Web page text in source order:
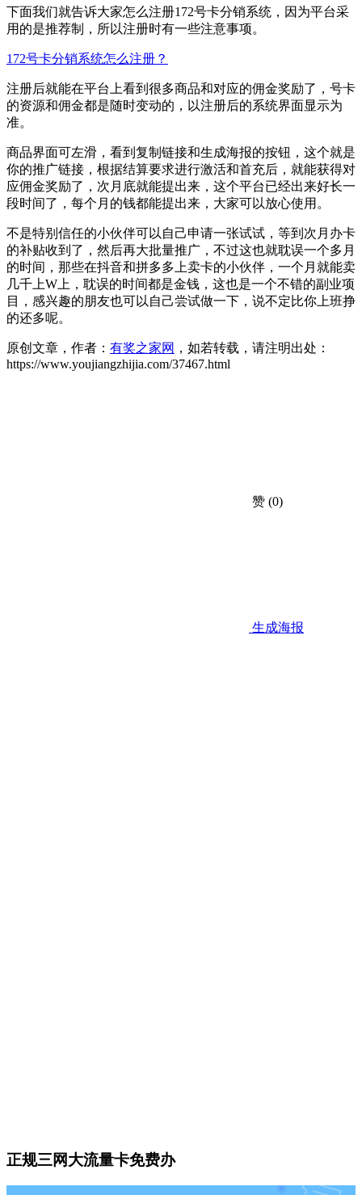
下面我们就告诉大家怎么注册172号卡分销系统，因为平台采
用的是推荐制，所以注册时有一些注意事项。
172号卡分销系统怎么注册？
注册后就能在平台上看到很多商品和对应的佣金奖励了，号卡
的资源和佣金都是随时变动的，以注册后的系统界面显示为
准。
商品界面可左滑，看到复制链接和生成海报的按钮，这个就是
你的推广链接，根据结算要求进行激活和首充后，就能获得对
应佣金奖励了，次月底就能提出来，这个平台已经出来好长一
段时间了，每个月的钱都能提出来，大家可以放心使用。
不是特别信任的小伙伴可以自己申请一张试试，等到次月办卡
的补贴收到了，然后再大批量推广，不过这也就耽误一个多月
的时间，那些在抖音和拼多多上卖卡的小伙伴，一个月就能卖
几千上W上，耽误的时间都是金钱，这也是一个不错的副业项
目，感兴趣的朋友也可以自己尝试做一下，说不定比你上班挣
的还多呢。
原创文章，作者： 有奖之家网 ，如若转载，请注明出处：
https://www.youjiangzhijia.com/37467.html
赞 (0)
生成海报
正规三网大流量卡免费办